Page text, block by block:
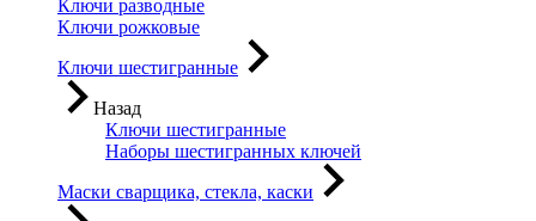
Ключи разводные
Ключи рожковые
Ключи шестигранные
Назад
Ключи шестигранные
Наборы шестигранных ключей
Маски сварщика, стекла, каски